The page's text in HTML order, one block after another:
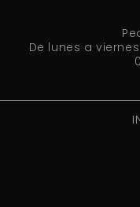
De lunes a